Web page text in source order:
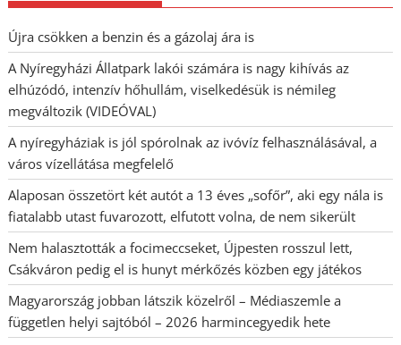
Újra csökken a benzin és a gázolaj ára is
A Nyíregyházi Állatpark lakói számára is nagy kihívás az
elhúzódó, intenzív hőhullám, viselkedésük is némileg
megváltozik (VIDEÓVAL)
A nyíregyháziak is jól spórolnak az ivóvíz felhasználásával, a
város vízellátása megfelelő
Alaposan összetört két autót a 13 éves „sofőr”, aki egy nála is
fiatalabb utast fuvarozott, elfutott volna, de nem sikerült
Nem halasztották a focimeccseket, Újpesten rosszul lett,
Csákváron pedig el is hunyt mérkőzés közben egy játékos
Magyarország jobban látszik közelről – Médiaszemle a
független helyi sajtóból – 2026 harmincegyedik hete